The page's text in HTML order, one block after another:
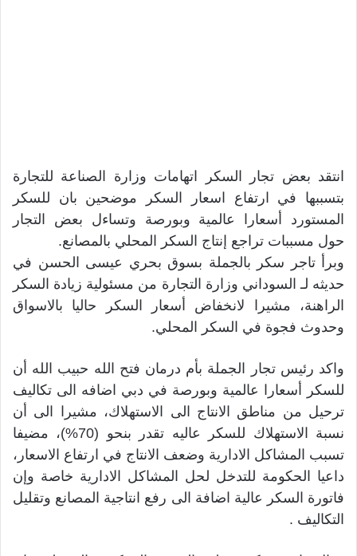
انتقد بعض تجار السكر اتهامات وزارة الصناعة للتجارة
بتسببها في ارتفاع اسعار السكر موضحين بان للسكر
المستورد أسعارا عالمية وبورصة وتساءل بعض التجار
حول مسببات تراجع إنتاج السكر المحلي بالمصانع.
وبرأ تاجر سكر بالجملة بسوق بحري عيسى الحسن في
حديثه لـ السوداني وزارة التجارة من مسئولية زيادة السكر
الراهنة، مشيرا لانخفاض أسعار السكر حاليا بالاسواق
وحدوث فجوة في السكر المحلي.
واكد رئيس تجار الجملة بأم درمان فتح الله حبيب الله أن
للسكر أسعارا عالمية وبورصة في دبي اضافه الى تكاليف
ترحيل من مناطق الانتاج الى الاستهلاك، مشيرا الى أن
نسبة الاستهلاك للسكر عاليه تقدر بنحو (70%)، مضيفا
تسبب المشاكل الادارية وضعف الانتاج في ارتفاع الاسعار،
داعيا الحكومة للتدخل لحل المشاكل الادارية خاصة وإن
فاتورة السكر عالية اضافة الى رفع انتاجية المصانع وتقليل
التكاليف .